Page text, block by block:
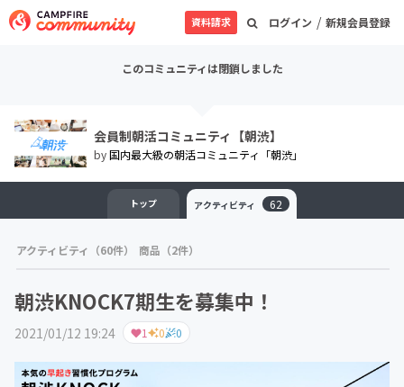
ログイン / 新規会員登録
資料請求
このコミュニティは閉鎖しました
会員制朝活コミュニティ【朝渋】
by国内最大級の朝活コミュニティ「朝渋」
トップ アクティビティ 62
アクティビティ（60件） 商品（2件）
朝渋KNOCK7期生を募集中！
2021/01/12 19:24 1 0 0